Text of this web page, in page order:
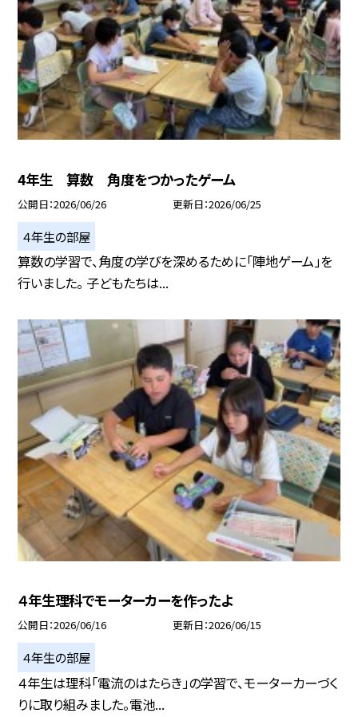
4年生 算数 角度をつかったゲーム
公開日 2026/06/26 更新日 2026/06/25
４年生の部屋
算数の学習で、角度の学びを深めるために「陣地ゲーム」を
行いました。 子どもたちは...
４年生理科でモーターカーを作ったよ
公開日 2026/06/16 更新日 2026/06/15
４年生の部屋
４年生は理科「電流のはたらき」の学習で、モーターカーづく
りに取り組みました。電池...